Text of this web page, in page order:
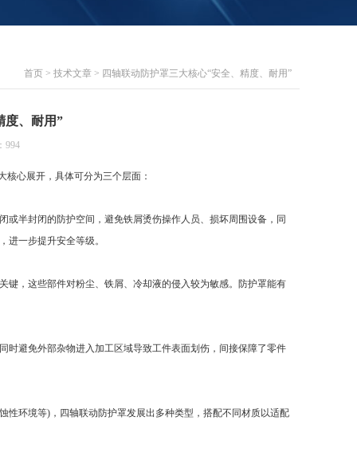
首页 > 技术文章 > 四轴联动防护罩三大核心“安全、精度、耐用”
度、耐用”
994
心展开，具体可分为三个层面：
半封闭的防护空间，避免铁屑烫伤操作人员、损坏周围设备，同
进一步提升安全等级。
，这些部件对粉尘、铁屑、冷却液的侵入较为敏感。防护罩能有
避免外部杂物进入加工区域导致工件表面划伤，间接保障了零件
环境等)，四轴联动防护罩发展出多种类型，搭配不同材质以适配